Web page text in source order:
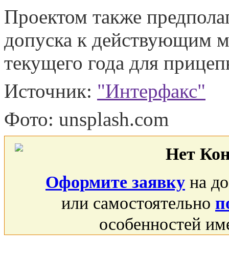
Проектом также
допуска к действующим
текущего года для
Источник: "Интерфакс"
Фото: unsplash.com
Нет
Оформите заявку на
или самостоятельно
особенностей